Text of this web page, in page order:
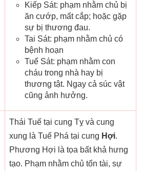
Kiếp Sát: phạm nhằm chủ bị
ăn cướp, mất cắp; hoặc gặp
sự bị thương đau.
Tai Sát: phạm nhằm chủ có
bệnh hoạn
Tuế Sát: phạm nhằm con
cháu trong nhà hay bị
thương tật. Ngay cả súc vật
cũng ảnh hưởng.
Thái Tuế tại cung Tỵ và cung
xung là Tuế Phá tại cung Hợi.
Phương Hợi là tọa bất khả hưng
tạo. Phạm nhằm chủ tổn tài, sự